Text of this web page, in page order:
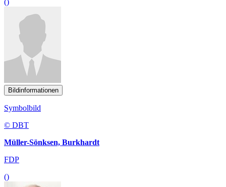
()
Bildinformationen
Symbolbild
© DBT
Müller-Sönksen, Burkhardt
FDP
()